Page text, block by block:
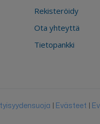
Rekisteröidy
Ota yhteyttä
Tietopankki
| Evästeet |